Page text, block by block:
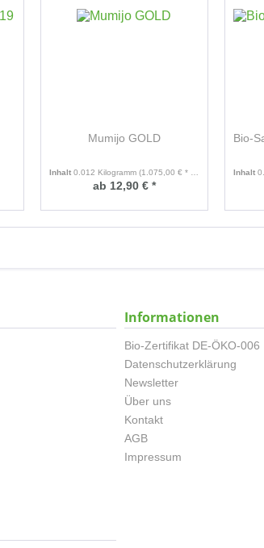
Mumijo GOLD
Inhalt0.012 Kilogramm(1.075,00 € * / 1 Kilogramm)
ab 12,90 € *
Bio-
Inhalt
Informationen
Bio-Zertifikat DE-ÖKO-006
Datenschutzerklärung
Newsletter
Über uns
Kontakt
AGB
Impressum